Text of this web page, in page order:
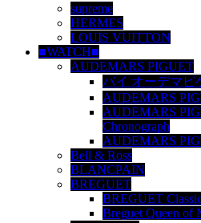
supreme
HERMES
LOUIS VUITTON
■WATCH■
AUDEMARS PIGUET
バイ オーデマピ
AUDEMARS
AUDEMARS
Chronograph
AUDEMARS
Bell & Ross
BLANCPAIN
BREGUET
BREGUET
Breguet Queen of